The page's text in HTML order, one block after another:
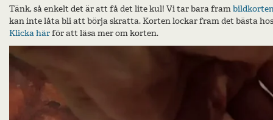
Tänk, så enkelt det är att få det lite kul! Vi tar bara fram
kan inte låta bli att börja skratta. Korten lockar fram det bästa
Klicka härför att läsa mer om korten.